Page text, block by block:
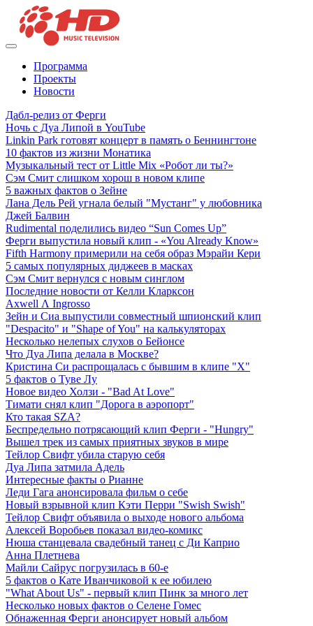
Программа
Проекты
Новости
Дабл-релиз от Ферги
Ночь с Дуа Липой в YouTube
Linkin Park готовят концерт в память о Беннингтоне
10 фактов из жизни Монатика
Музыкальный тест от Little Mix «Робот ли ты?»
Сэм Смит слишком хорош в новом клипе
5 важных фактов о Зейне
Лана Дель Рей угнала белый "Мустанг" у любовника
Джей Балвин
Rudimental поделились видео “Sun Comes Up”
Ферги выпустила новый клип - «You Already Know»
Fifth Harmony примерили на себя образ Мэрайи Кери
5 самых популярных диджеев в масках
Сэм Смит вернулся с новым синглом
Последние новости от Келли Кларксон
Axwell Λ Ingrosso
Зейн и Сиа выпустили совместный шпионский клип
"Despacito" и "Shape of You" на калькуляторах
Несколько нелепых слухов о Бейонсе
Что Дуа Липа делала в Москве?
Кристина Си распрощалась с бывшим в клипе "Х"
5 фактов о Туве Лу
Новое видео Холзи - "Bad At Love"
Тимати снял клип "Дорога в аэропорт"
Кто такая SZA?
Беспредельно потрясающий клип Ферги - "Hungry"
Вышел трек из самых приятных звуков в мире
Тейлор Свифт убила старую себя
Дуа Липа затмила Адель
Интересные факты о Рианне
Леди Гага анонсировала фильм о себе
Новый взрывной клип Кэти Перри "Swish Swish"
Тейлор Свифт объявила о выходе нового альбома
Алексей Воробьев показал видео-комикс
Нюша станцевала свадебный танец с Ди Каприо
Анна Плетнева
Майли Сайрус погрузилась в 60-е
5 фактов о Кате Иванчиковой к ее юбилею
"What About Us" - первый клип Пинк за много лет
Несколько новых фактов о Селене Гомес
Обнаженная Ферги анонсирует новый альбом